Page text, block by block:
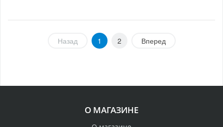
Назад 1 2 Вперед
О МАГАЗИНЕ